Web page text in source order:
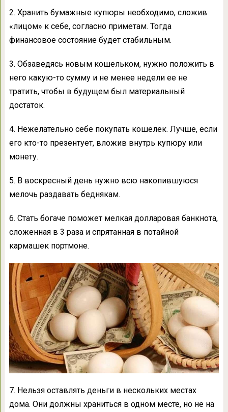
2. Хранить бумажные купюры необходимо, сложив
«лицом» к себе, согласно приметам. Тогда
финансовое состояние будет стабильным.
3. Обзаведясь новым кошельком, нужно положить в
него какую-то сумму и не менее недели ее не
тратить, чтобы в будущем был материальный
достаток.
4. Нежелательно себе покупать кошелек. Лучше, если
его кто-то презентует, вложив внутрь купюру или
монету.
5. В воскресный день нужно всю накопившуюся
мелочь раздавать беднякам.
6. Стать богаче поможет мелкая долларовая банкнота,
сложенная в 3 раза и спрятанная в потайной
кармашек портмоне.
7. Нельзя оставлять деньги в нескольких местах
дома. Они должны храниться в одном месте, но не на